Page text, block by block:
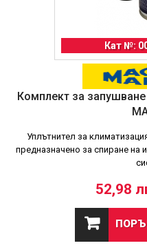
Кат №:
Комплект за запушване
Уплътнител за
предназначено за спиране на
52,98